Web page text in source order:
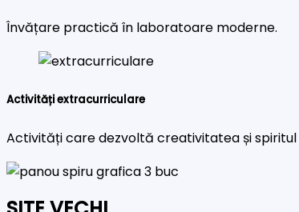
Învățare practică în laboratoare moderne.
Activități extracurriculare
Activități care dezvoltă creativitatea și spiritul